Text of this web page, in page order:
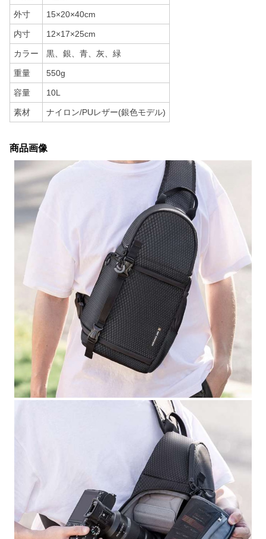
外寸 15×20×40cm
内寸 12×17×25cm
カラー 黒、銀、青、灰、緑
重量 550g
容量 10L
素材 ナイロン/PUレザー(銀色モデル)
商品画像